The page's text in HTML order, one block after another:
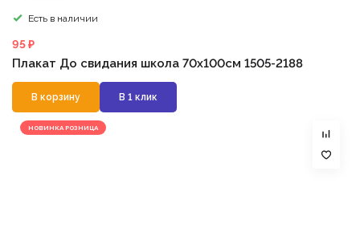
Есть в наличии
95 ₽
Плакат До свидания школа 70х100см 1505-2188
В корзину В 1 клик
НОВИНКА РОЗНИЦА